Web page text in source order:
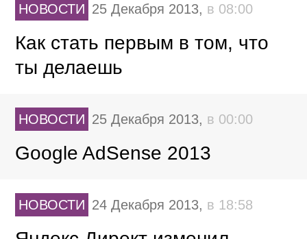
НОВОСТИ 25 Декабря 2013, в 08:00
Как стать первым в том, что
ты делаешь
НОВОСТИ 25 Декабря 2013, в 00:00
Google AdSense 2013
НОВОСТИ 24 Декабря 2013, в 18:58